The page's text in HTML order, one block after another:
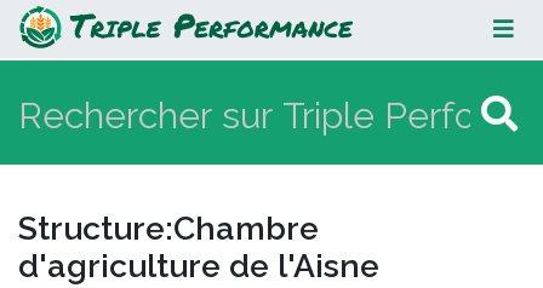
Chambre d'agriculture de l'Aisne
Structure:Chambre
d'agriculture de l'Aisne